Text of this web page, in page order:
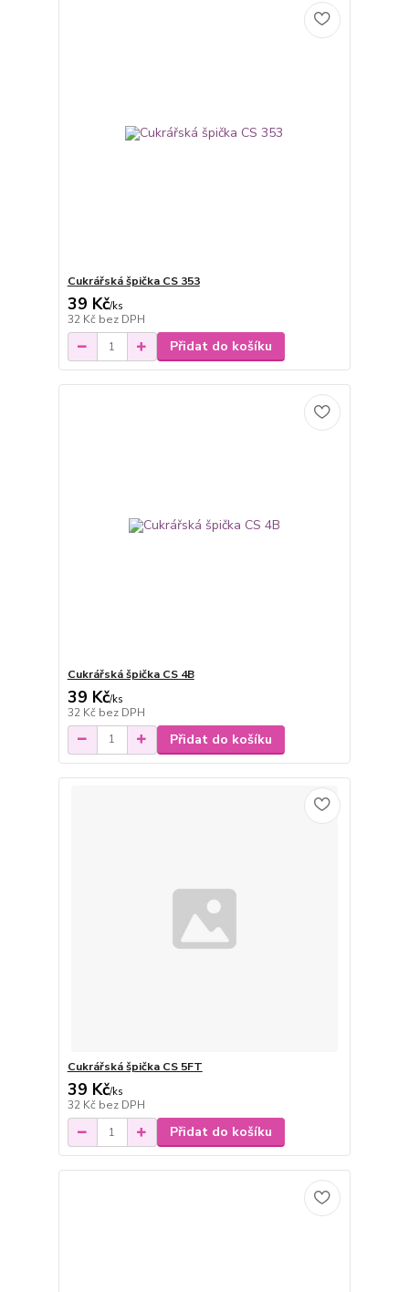
Cukrářská špička CS 353
39 Kč/ks
32 Kč bez DPH
Přidat do košíku
Cukrářská špička CS 4B
39 Kč/ks
32 Kč bez DPH
Přidat do košíku
Cukrářská špička CS 5FT
39 Kč/ks
32 Kč bez DPH
Přidat do košíku